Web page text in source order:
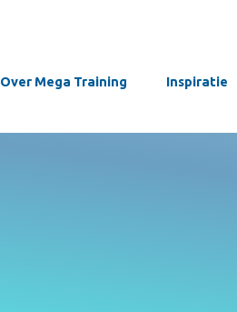
Over Mega Training Inspiratie